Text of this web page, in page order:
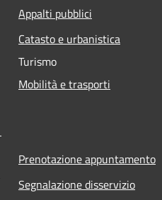
Appalti pubblici
Catasto e urbanistica
Turismo
Mobilità e trasporti
Prenotazione appuntamento
Segnalazione disservizio